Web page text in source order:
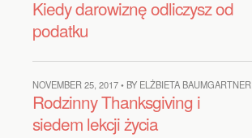
Kiedy darowiznę odliczysz od
podatku
NOVEMBER 25, 2017 • BY ELŻBIETA BAUMGARTNER
Rodzinny Thanksgiving i
siedem lekcji życia